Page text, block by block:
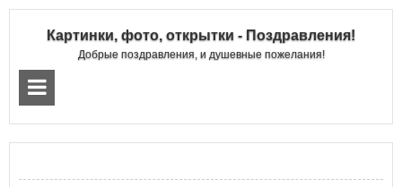
Картинки, фото, открытки - Поздравления!
Добрые поздравления, и душевные пожелания!